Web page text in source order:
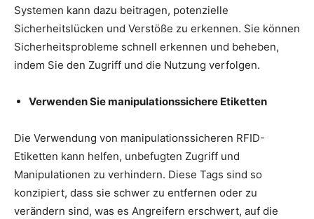
Systemen kann dazu beitragen, potenzielle
Sicherheitslücken und Verstöße zu erkennen. Sie können
Sicherheitsprobleme schnell erkennen und beheben,
indem Sie den Zugriff und die Nutzung verfolgen.
Verwenden Sie manipulationssichere Etiketten
Die Verwendung von manipulationssicheren RFID-
Etiketten kann helfen, unbefugten Zugriff und
Manipulationen zu verhindern. Diese Tags sind so
konzipiert, dass sie schwer zu entfernen oder zu
verändern sind, was es Angreifern erschwert, auf die